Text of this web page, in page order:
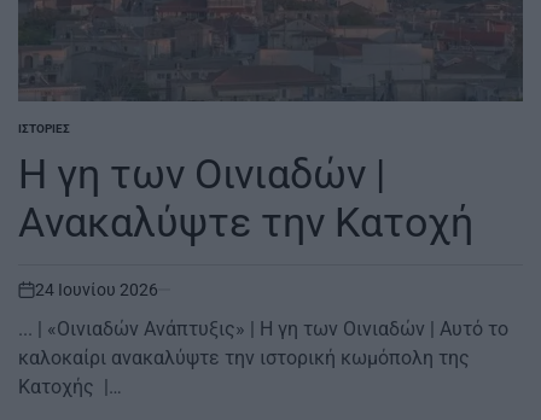
POSTED
ΙΣΤΟΡΊΕΣ
Η γη των Οινιαδών |
Aνακαλύψτε την Κατοχή
on
24 Ιουνίου 2026
... | «Οινιαδών Ανάπτυξις» | Η γη των Οινιαδών | Αυτό το
καλοκαίρι ανακαλύψτε την ιστορική κωμόπολη της
Κατοχής |…